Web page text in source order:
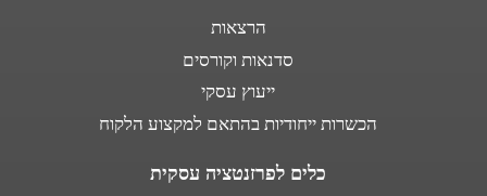
הרצאות
סדנאות וקורסים
ייעוץ עסקי
הכשרות ייחודיות בהתאם למקצוע הלקוח
כלים לפרזנטציה עסקית